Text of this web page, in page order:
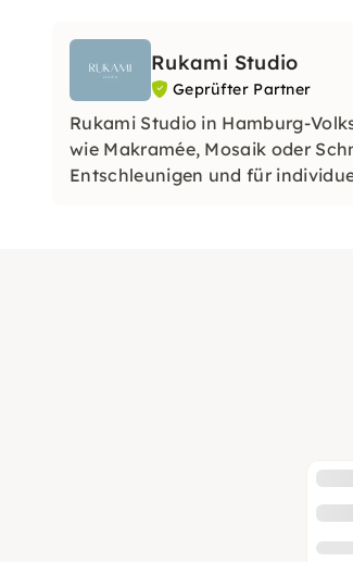
Rukami Studio
Geprüfter Partner
Rukami Studio in Hamburg-
wie Makramée, Mosaik oder
Entschleunigen und für